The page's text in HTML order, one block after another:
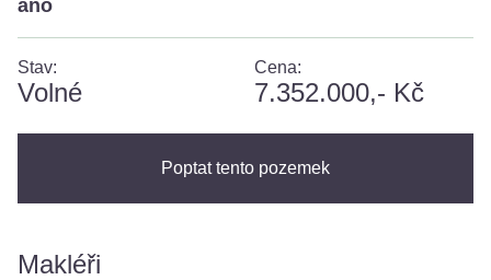
ano
Stav:
volné
Cena:
7.352.000,- Kč
Poptat tento pozemek
Makléři